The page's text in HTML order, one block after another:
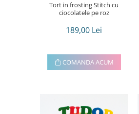
Tort in frosting Stitch cu
ciocolatele pe roz
189,00 Lei
COMANDA ACUM